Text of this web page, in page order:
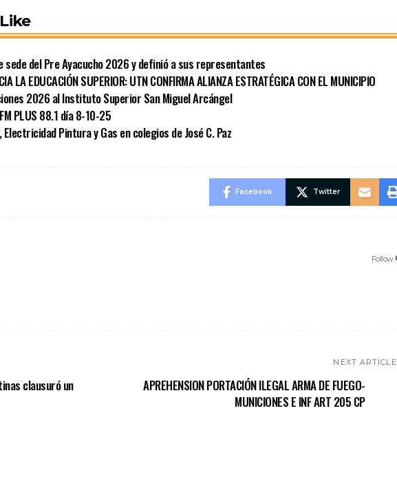
sede del Pre Ayacucho 2026 y definió a sus representantes
LA EDUCACIÓN SUPERIOR: UTN CONFIRMA ALIANZA ESTRATÉGICA CON EL MUNICIPIO
2026 al Instituto Superior San Miguel Arcángel
PLUS 88.1 día 8-10-25
Pintura y Gas en colegios de José C. Paz
Facebook Twitter
Follow:
clausuró un
NEXT ARTICLE
APREHENSION PORTACIÓN ILEGAL ARMA DE FUEGO-
MUNICIONES E INF ART 205 CP